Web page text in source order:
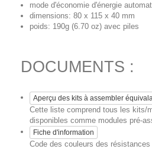
mode d'économie d'énergie
dimensions: 80 x 115 x 40 mm
poids: 190g (6.70 oz) avec piles
DOCUMENTS :
Aperçu des kits à assembler
Cette liste comprend tous les kits/
disponibles comme modules pré-
Fiche d'information
Code des couleurs des résistances